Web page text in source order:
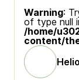
Warning:
of type null
/home/
content/